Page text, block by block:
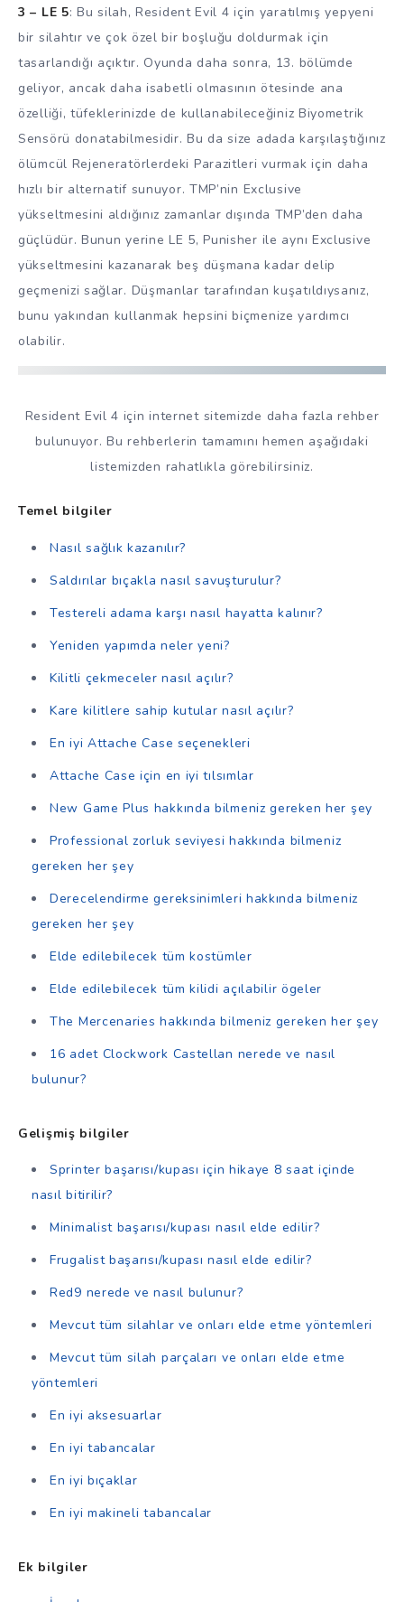
3 – LE 5: Bu silah, Resident Evil 4 için yaratılmış yepyeni
bir silahtır ve çok özel bir boşluğu doldurmak için
tasarlandığı açıktır. Oyunda daha sonra, 13. bölümde
geliyor, ancak daha isabetli olmasının ötesinde ana
özelliği, tüfeklerinizde de kullanabileceğiniz Biyometrik
Sensörü donatabilmesidir. Bu da size adada karşılaştığınız
ölümcül Rejeneratörlerdeki Parazitleri vurmak için daha
hızlı bir alternatif sunuyor. TMP’nin Exclusive
yükseltmesini aldığınız zamanlar dışında TMP’den daha
güçlüdür. Bunun yerine LE 5, Punisher ile aynı Exclusive
yükseltmesini kazanarak beş düşmana kadar delip
geçmenizi sağlar. Düşmanlar tarafından kuşatıldıysanız,
bunu yakından kullanmak hepsini biçmenize yardımcı
olabilir.
Resident Evil 4 için internet sitemizde daha fazla rehber
bulunuyor. Bu rehberlerin tamamını hemen aşağıdaki
listemizden rahatlıkla görebilirsiniz.
Temel bilgiler
Nasıl sağlık kazanılır?
Saldırılar bıçakla nasıl savuşturulur?
Testereli adama karşı nasıl hayatta kalınır?
Yeniden yapımda neler yeni?
Kilitli çekmeceler nasıl açılır?
Kare kilitlere sahip kutular nasıl açılır?
En iyi Attache Case seçenekleri
Attache Case için en iyi tılsımlar
New Game Plus hakkında bilmeniz gereken her şey
Professional zorluk seviyesi hakkında bilmeniz
gereken her şey
Derecelendirme gereksinimleri hakkında bilmeniz
gereken her şey
Elde edilebilecek tüm kostümler
Elde edilebilecek tüm kilidi açılabilir ögeler
The Mercenaries hakkında bilmeniz gereken her şey
16 adet Clockwork Castellan nerede ve nasıl
bulunur?
Gelişmiş bilgiler
Sprinter başarısı/kupası için hikaye 8 saat içinde
nasıl bitirilir?
Minimalist başarısı/kupası nasıl elde edilir?
Frugalist başarısı/kupası nasıl elde edilir?
Red9 nerede ve nasıl bulunur?
Mevcut tüm silahlar ve onları elde etme yöntemleri
Mevcut tüm silah parçaları ve onları elde etme
yöntemleri
En iyi aksesuarlar
En iyi tabancalar
En iyi bıçaklar
En iyi makineli tabancalar
Ek bilgiler